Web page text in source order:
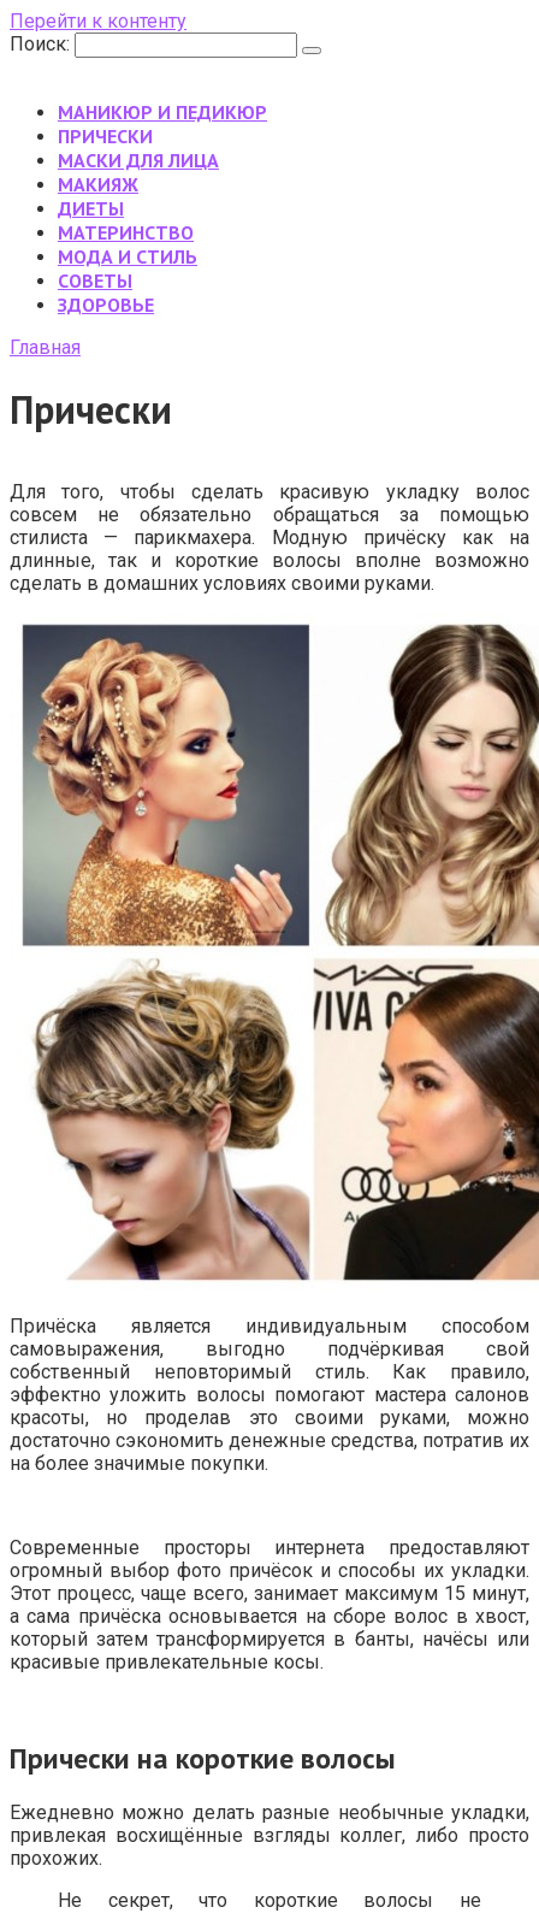
Перейти к контенту
Поиск:
МАНИКЮР И ПЕДИКЮР
ПРИЧЕСКИ
МАСКИ ДЛЯ ЛИЦА
МАКИЯЖ
ДИЕТЫ
МАТЕРИНСТВО
МОДА И СТИЛЬ
CОВЕТЫ
ЗДОРОВЬЕ
Главная
Прически
Для того, чтобы сделать красивую укладку волос
совсем не обязательно обращаться за помощью
стилиста — парикмахера. Модную причёску как на
длинные, так и короткие волосы вполне возможно
сделать в домашних условиях своими руками.
Причёска является индивидуальным способом
самовыражения, выгодно подчёркивая свой
собственный неповторимый стиль. Как правило,
эффектно уложить волосы помогают мастера салонов
красоты, но проделав это своими руками, можно
достаточно сэкономить денежные средства, потратив их
на более значимые покупки.
Современные просторы интернета предоставляют
огромный выбор фото причёсок и способы их укладки.
Этот процесс, чаще всего, занимает максимум 15 минут,
а сама причёска основывается на сборе волос в хвост,
который затем трансформируется в банты, начёсы или
красивые привлекательные косы.
Прически на короткие волосы
Ежедневно можно делать разные необычные укладки,
привлекая восхищённые взгляды коллег, либо просто
прохожих.
Не секрет, что короткие волосы не